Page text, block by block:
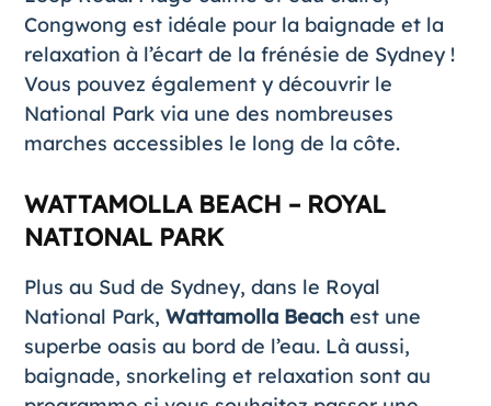
Congwong est idéale pour la baignade et la
relaxation à l’écart de la frénésie de Sydney !
Vous pouvez également y découvrir le
National Park via une des nombreuses
marches accessibles le long de la côte.
WATTAMOLLA BEACH – ROYAL
NATIONAL PARK
Plus au Sud de Sydney, dans le Royal
National Park, Wattamolla Beachest une
superbe oasis au bord de l’eau. Là aussi,
baignade, snorkeling et relaxation sont au